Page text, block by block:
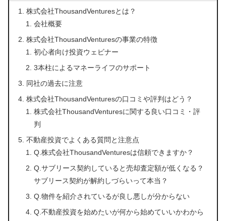
株式会社ThousandVenturesとは？
会社概要
株式会社ThousandVenturesの事業の特徴
初心者向け投資ウェビナー
3本柱によるマネーライフのサポート
同社の過去に注意
株式会社ThousandVenturesの口コミや評判はどう？
株式会社ThousandVenturesに関する良い口コミ・評
判
不動産投資でよくある質問と注意点
Q.株式会社ThousandVenturesは信頼できますか？
Q.サブリース契約していると売却査定額が低くなる？
サブリース契約が解約しづらいって本当？
Q.物件を紹介されているが良し悪しが分からない
Q.不動産投資を始めたいが何から始めていいかわから